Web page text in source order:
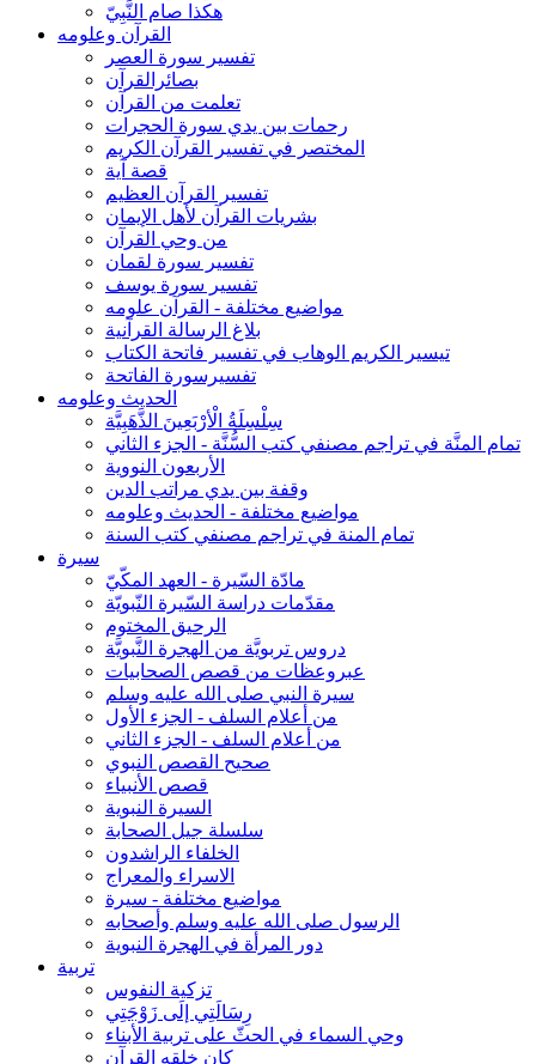
هكذا صام النَّبِيّ
القرآن وعلومه
تفسير سورة العصر
بصائرالقرآن
تعلمت من القرآن
رحمات بين يدي سورة الحجرات
المختصر في تفسير القرآن الكريم
قصة آية
تفسير القرآن العظيم
بشريات القرآن لأهل الإيمان
من وحي القرآن
تفسير سورة لقمان
تفسير سورة يوسف
مواضيع مختلفة - القرآن علومه
بلاغ الرسالة القرآنية
تيسير الكريم الوهاب في تفسير فاتحة الكتاب
تفسيرسورة الفاتحة
الحديث وعلومه
سِلْسِلَةُ الْأرْبَعِينَ الذَّهَبِيَّة
تمام المنَّة في تراجم مصنفي كتب السُّنَّة - الجزء الثاني
الأربعون النووية
وقفة بين يدي مراتب الدين
مواضيع مختلفة - الحديث وعلومه
تمام المنة في تراجم مصنفي كتب السنة
سيرة
مادّة السّيرة - العهد المكّيّ
مقدّمات دراسة السّيرة النّبويّة
الرحيق المختوم
دروس تربويَّة من الهجرة النَّبويَّة
عبروعظات من قصص الصحابيات
سيرة النبي صلى الله عليه وسلم
من أعلام السلف - الجزء الأول
من أعلام السلف - الجزء الثاني
صحيح القصص النبوي
قصص الأنبياء
السيرة النبوية
سلسلة جيل الصحابة
الخلفاء الراشدون
الاسراء والمعراج
مواضيع مختلفة - سيرة
الرسول صلى الله عليه وسلم وأصحابه
دور المرأة في الهجرة النبوية
تربية
تزكية النفوس
رِسَالَتِي إلَى زَوْجَتِي
وحي السماء في الحثّ على تربية الأبناء
كان خلقه القرآن